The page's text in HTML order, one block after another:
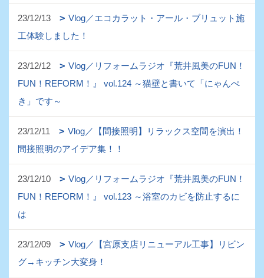
23/12/13
Vlog／エコカラット・アール・ブリュット施
工体験しました！
23/12/12
Vlog／リフォームラジオ『荒井風美のFUN！
FUN！REFORM！』 vol.124 ～猫壁と書いて「にゃんぺ
き」です～
23/12/11
Vlog／【間接照明】リラックス空間を演出！
間接照明のアイデア集！！
23/12/10
Vlog／リフォームラジオ『荒井風美のFUN！
FUN！REFORM！』 vol.123 ～浴室のカビを防止するに
は
23/12/09
Vlog／【宮原支店リニューアル工事】リビン
グ→キッチン大変身！